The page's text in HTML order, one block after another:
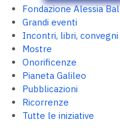
Fondazione Alessia
Grandi eventi
Incontri, libri, convegni
Mostre
Onorificenze
Pianeta Galileo
Pubblicazioni
Ricorrenze
Tutte le iniziative